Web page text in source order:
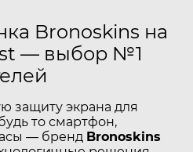
Bronoskins на
— выбор №1
защиту экрана для
то смартфон,
— бренд Bronoskins